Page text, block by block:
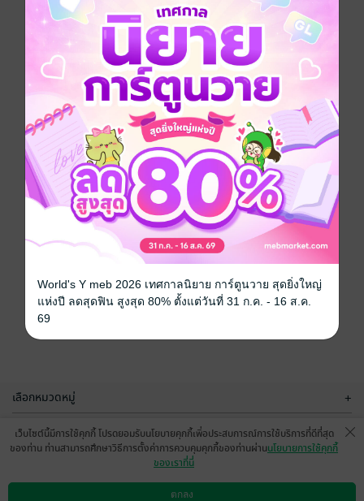
เลือกหมวดหมู่ +
บริการช่วยเหลือ +
เว็บไซต์นี้มีการใช้คุกกี้ โปรดยอมรับนโยบายคุกกี้เพื่อประสบการณ์การใช้บริการที่ดีที่สุด
ของท่าน ท่านสามารถศึกษาวิธีการตั้งค่าการควบคุมคุกกี้ของท่านผ่านนโยบายการใช้คุกกี้
ของเราที่นี่
ตกลง
World's Y meb 2026 เทศกาลนิยาย การ์ตูนวาย สุดยิ่งใหญ่
แห่งปี ลดสุดฟิน สูงสุด 80% ตั้งแต่วันที่ 31 ก.ค. - 16 ส.ค.
69